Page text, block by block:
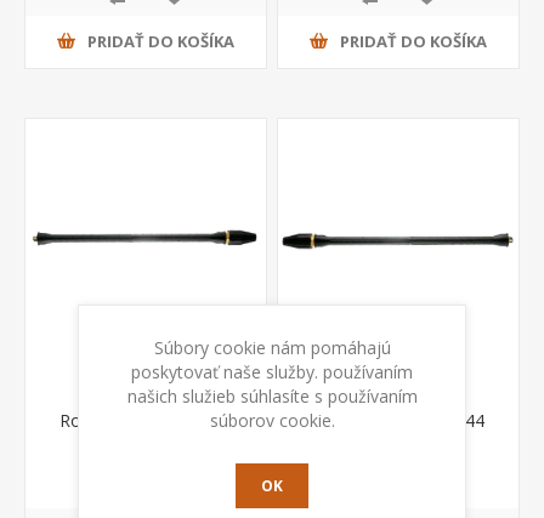
PRIDAŤ DO KOŠÍKA PRIDAŤ DO KOŠÍKA
Rotačná tryska 41575
Rotačná tryska 40844
Súbory cookie nám pomáhajú
poskytovať naše služby. používaním
našich služieb súhlasíte s používaním
súborov cookie.
OK